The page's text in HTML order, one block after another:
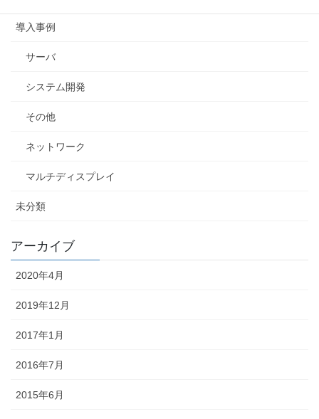
導入事例
サーバ
システム開発
その他
ネットワーク
マルチディスプレイ
未分類
アーカイブ
2020年4月
2019年12月
2017年1月
2016年7月
2015年6月